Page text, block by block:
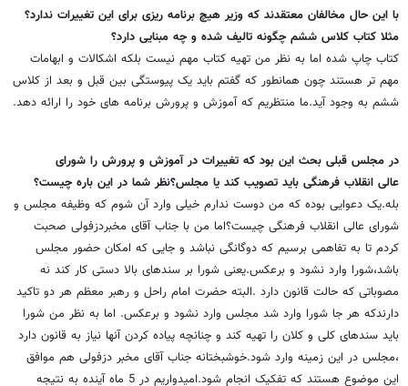
با این حال مخالفان معتقدند که وزیر هیچ برنامه ریزی برای این تغییرات ندارد؟
مثلا کتاب کلاس ششم چگونه تالیف شده و چه مبنایی دارد؟
کتاب چاپ شده اما به نظر من تهیه کتاب مهم نیست بلکه اشکالات و ابهامات
مهم تر هستند چون همانطور که گفتم باید یک پیوستگی بین قبل و بعد از کلاس
ششم به وجود آید.ما منتظریم که آموزش و پرورش برنامه های خود را ارائه دهد.
در مجلس قبلی بحث این بود که تغییرات در آموزش و پرورش را شورای
عالی انقلاب فرهنگی باید تصویب کند یا مجلس؟نظر شما در این باره چیست؟
بله.یک دعوایی بوده که من دوست ندارم خیلی وارد آن شوم که وظیفه مجلس و
شورای عالی انقلاب فرهنگی چیست؟اما من با جناب آقای مخبردزفولی صحبت
کردم تا به تفاهمی برسیم که دوگانگی نباشد و جایی که امکان حضور مجلس
باشد،شورا وارد نشود و برعکس.یعنی شورا بر سندهای بالا دستی کار کند نه
مصوباتی که حالت قانون دارد .البته حضرت امام راحل و رهبر معظم هر دو تاکید
دارندکه هر جا شورا وارد شد مجلس وارد نشود و برعکس. اما به نظر من شورا
باید سندهای کلی و کلان را تهیه کند و چنانچه پیاده کردن آنها نیاز به قانون دارد
،مجلس در این زمینه وارد شود.خوشبختانه جناب آقای مخبر دزفولی هم موافق
این موضوع هستند که تفکیک انجام شود.امیدواریم در 5 ماه آینده به نتیجه